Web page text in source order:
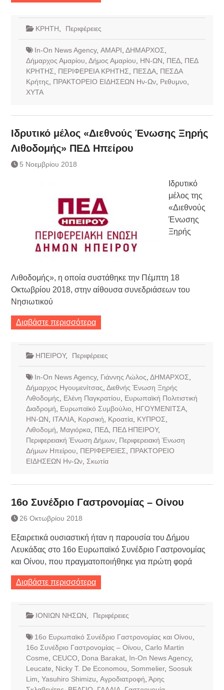
ΚΡΗΤΗ Περιφέρειες
In-On News Agency, ΑΜΑΡΙ ΔΗΜΑΡΧΟΣ
Δήμαρχος Αμαρίου Δήμος Αμαρίου ΗΝ-ΩΝ ΠΕΔ, ΠΕΔ
ΚΡΗΤΗΣ
ΠΕΡΙΦΕΡΕΙΑ ΚΡΗΤΗΣ ΠΕΣΔΑ, ΠΕΣΔΑ
Κρήτης
ΠΡΑΚΤΟΡΕΙΟ ΕΙΔΗΣΕΩΝ Ην-Ων, Ρεθυμνο
ΧΥΤΑ
Ιδρυτικό μέλος «Διεθνούς Ένωσης Ξηρής
Λιθοδομής» ΠΕΔ Ηπείρου
5 Νοεμβρίου 2018
Ιδρυτικό
μέλος της
«Διεθνούς
Ένωσης
Ξηρής
Λιθοδομής», η οποία συστάθηκε την Πέμπτη 18
Οκτωβρίου 2018, στην αίθουσα συνεδριάσεων του
Νησιωτικού
Διαβάστε περισσότερα
ΗΠΕΙΡΟΥ, Περιφέρειες
In-On News Agency, Γιάννης Λώλος ΔΗΜΑΡΧΟΣ
Δήμαρχος Ηγουμενίτσας Διεθνής Ένωση Ξηρής
Λιθοδομής
Ελένη Παγκρατίου
Ευρωπαϊκή Πολιτιστική
Διαδρομή
Ευρωπαϊκό Συμβούλιο ΗΓΟΥΜΕΝΙΤΣΑ,
ΗΝ-ΩΝ
ΙΤΑΛΙΑ, Κορσική Κροατία, ΚΥΠΡΟΣ
Λιθοδομή
Μαγιόρκα, ΠΕΔ, ΠΕΔ ΗΠΕΙΡΟΥ,
Περιφερειακή Ένωση Δήμων, Περιφερειακή Ένωση
Δήμων Ηπείρου
ΠΕΡΙΦΕΡΕΙΕΣ
ΠΡΑΚΤΟΡΕΙΟ
ΕΙΔΗΣΕΩΝ Ην-Ων, Σκωτία
16ο Συνέδριο Γαστρονομίας – Οίνου
26 Οκτωβρίου 2018
Εξαιρετικά ουσιαστική ήταν η παρουσία του Δήμου
Λευκάδας στο 16ο Ευρωπαϊκό Συνέδριο Γαστρονομίας
και Οίνου, που πραγματοποιήθηκε για πρώτη φορά
Διαβάστε περισσότερα
ΙΟΝΙΩΝ ΝΗΣΩΝ Περιφέρειες
16ο Ευρωπαϊκό Συνέδριο Γαστρονομίας και Οίνου
16ο Συνέδριο Γαστρονομίας – Οίνου Carlo Martin
Cosme CEUCO Dona Barakat, In-On News Agency,
Leucate
Nicky T. De Economou Sommelier, Soosuk
Lim Yasuhiro Shimizu Αγροδιατροφή Άρης